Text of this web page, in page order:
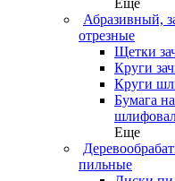
Еще
Абразивный,
отрезные
Щетки
Круги
Круги
Бумага
Еще
пильные